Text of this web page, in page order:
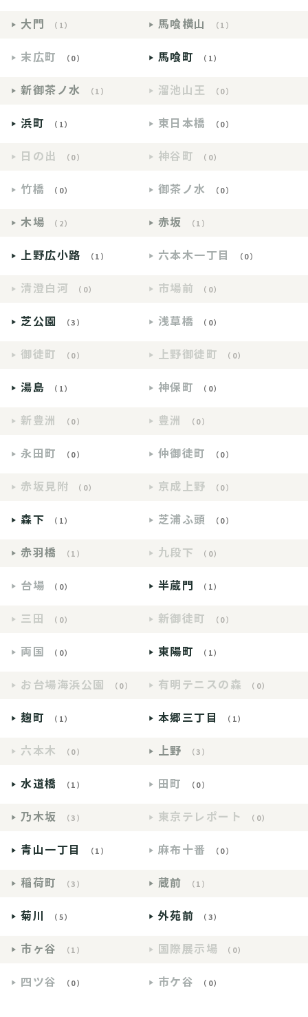
大門 （1） 馬喰横山 （1）
末広町 （0） 馬喰町 （1）
新御茶ノ水 （1） 溜池山王 （0）
浜町 （1） 東日本橋 （0）
日の出 （0） 神谷町 （0）
竹橋 （0） 御茶ノ水 （0）
木場 （2） 赤坂 （1）
上野広小路 （1） 六本木一丁目 （0）
清澄白河 （0） 市場前 （0）
芝公園 （3） 浅草橋 （0）
御徒町 （0） 上野御徒町 （0）
湯島 （1） 神保町 （0）
新豊洲 （0） 豊洲 （0）
永田町 （0） 仲御徒町 （0）
赤坂見附 （0） 京成上野 （0）
森下 （1） 芝浦ふ頭 （0）
赤羽橋 （1） 九段下 （0）
台場 （0） 半蔵門 （1）
三田 （0） 新御徒町 （0）
両国 （0） 東陽町 （1）
お台場海浜公園 （0） 有明テニスの森 （0）
麹町 （1） 本郷三丁目 （1）
六本木 （0） 上野 （3）
水道橋 （1） 田町 （0）
乃木坂 （3） 東京テレポート （0）
青山一丁目 （1） 麻布十番 （0）
稲荷町 （3） 蔵前 （1）
菊川 （5） 外苑前 （3）
市ヶ谷 （1） 国際展示場 （0）
四ツ谷 （0） 市ケ谷 （0）